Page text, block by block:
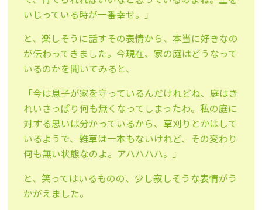
いじっている時が一番幸せ。」
と、楽しそうに話すその表情から、本当に好きなの
が伝わってきました。今現在、家の庭はどうなって
いるのかを聞いてみると、
「今は息子が家を守っているんだけれどね、庭はき
れいさっぱり何も無くなってしまったわ。私の庭に
対する思いは分かっているから、草刈りとかはして
いるようで、雑草は一本もないけれど、その変わり
何も無い状態なのよ。アハハハハ。」
と、笑ってはいるものの、少し寂しそうな表情がう
かがえました。